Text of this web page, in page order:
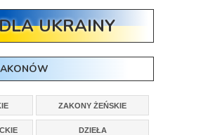
UKRAINY
ZAKONY ŻEŃSKIE
DZIEŁA